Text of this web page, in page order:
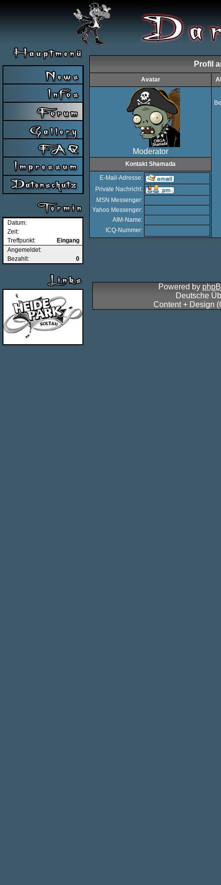
Datum:
Zeit:
Treffpunkt:
Eingang
Angemeldet:
Bezahlt:
0
Profil
Avatar
Moderator
Kontakt Shamada
E-Mail-Adresse:
Private Nachricht:
MSN Messenger:
Yahoo Messenger:
AIM-Name:
ICQ-Nummer:
Powered by
Deutsche
Content + Design